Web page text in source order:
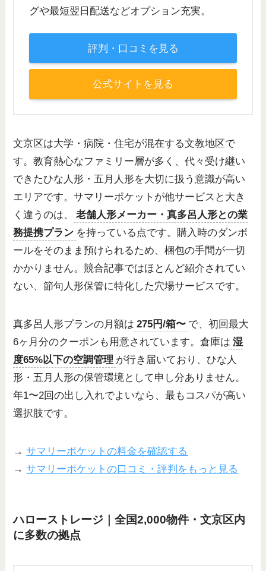
グや最短翌日配送などオプション充実。
評判・口コミを見る
公式サイトを見る
文京区は大学・病院・住宅が混在する文教地区で
す。教育熱心なファミリー層が多く、代々受け継い
できたひな人形・五月人形を大切に扱う意識が高い
エリアです。サマリーポケットが他サービスと大き
く違うのは、
老舗人形メーカー・真多呂人形との業
務提携プラン を持っている点です。購入時のダンボ
ールをそのまま預けられるため、梱包の手間が一切
かかりません。競合記事ではほとんど紹介されてい
ない、節句人形保管に特化した穴場サービスです。
真多呂人形プランの月額は 275円/箱〜 で、初回最大
6ヶ月分のクーポンも用意されています。倉庫は 湿
度65%以下の空調管理 が行き届いており、ひな人
形・五月人形の保管環境として申し分ありません。
年1〜2回の出し入れでよいなら、最もコスパが高い
選択肢です。
→サマリーポケットの料金を確認する
→サマリーポケットの口コミ・評判をもっと見る
ハローストレージ｜全国2,000物件・文京区内
に多数の拠点